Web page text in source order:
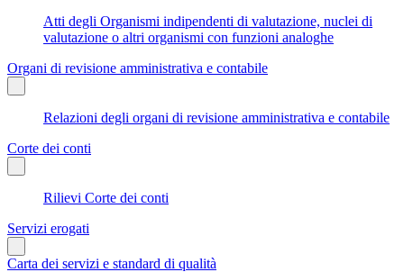
Atti degli Organismi indipendenti di valutazione, nuclei di
valutazione o altri organismi con funzioni analoghe
Organi di revisione amministrativa e contabile
Relazioni degli organi di revisione amministrativa e contabile
Corte dei conti
Rilievi Corte dei conti
Servizi erogati
Carta dei servizi e standard di qualità